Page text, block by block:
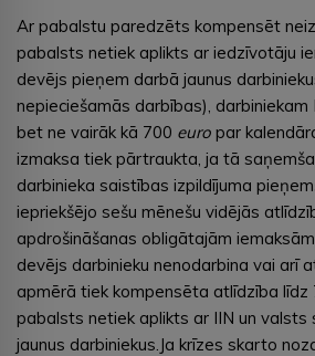
Ar pabalstu paredzēts kompensēt
pabalsts netiek aplikts ar iedzīvotāju
devējs pieņem darbā jaunus
nepieciešamās darbības),
bet ne vairāk kā 700 euro par
izmaksa tiek pārtraukta, ja tā
darbinieka saistības izpildījuma
iepriekšējo sešu mēnešu vidējās
apdrošināšanas obligātajām
devējs darbinieku nenodarbina vai arī
apmērā tiek kompensēta atlīdzība līdz
pabalsts netiek aplikts ar IIN un
jaunus darbiniekus.Ja krīzes skarto